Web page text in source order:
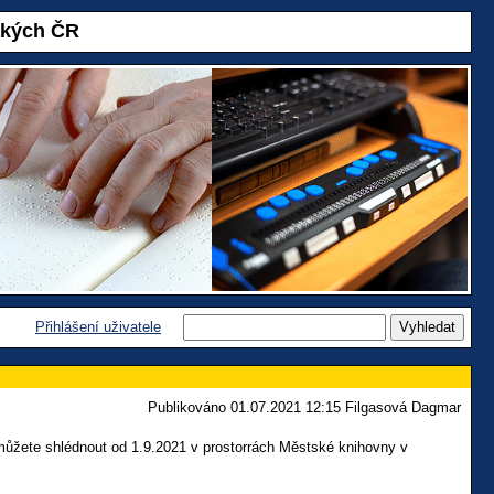
ČR
Přihlášení uživatele
Publikováno 01.07.2021 12:15 Filgasová Dagmar
shlédnout od 1.9.2021 v prostorrách Městské knihovny v